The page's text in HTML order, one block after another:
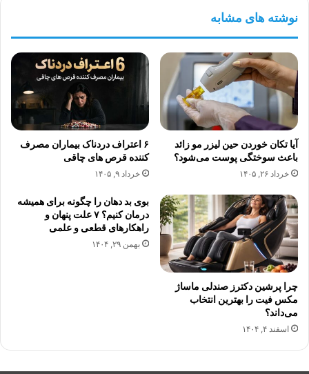
نوشته های مشابه
آیا تکان خوردن حین لیزر مو زائد
باعث سوختگی پوست می‌شود؟
خرداد ۲۶, ۱۴۰۵
۶ اعتراف دردناک بیماران مصرف
کننده قرص های چاقی
خرداد ۹, ۱۴۰۵
چرا پرشین دکترز صندلی ماساژ
مکس فیت را بهترین انتخاب
می‌داند؟
اسفند ۴, ۱۴۰۴
بوی بد دهان را چگونه برای همیشه
درمان کنیم؟ ۷ علت پنهان و
راهکارهای قطعی و علمی
بهمن ۲۹, ۱۴۰۴